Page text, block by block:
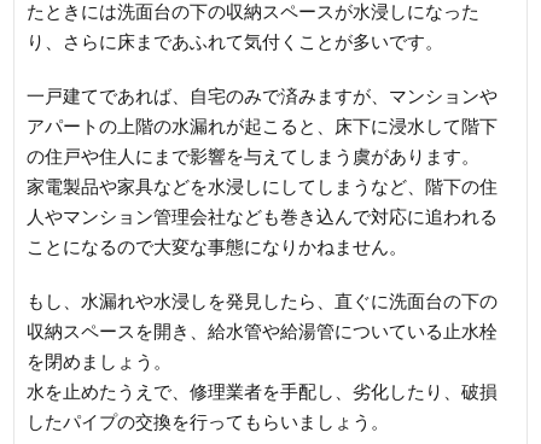
たときには洗面台の下の収納スペースが水浸しになった
り、さらに床まであふれて気付くことが多いです。
一戸建てであれば、自宅のみで済みますが、マンションや
アパートの上階の水漏れが起こると、床下に浸水して階下
の住戸や住人にまで影響を与えてしまう虞があります。
家電製品や家具などを水浸しにしてしまうなど、階下の住
人やマンション管理会社なども巻き込んで対応に追われる
ことになるので大変な事態になりかねません。
もし、水漏れや水浸しを発見したら、直ぐに洗面台の下の
収納スペースを開き、給水管や給湯管についている止水栓
を閉めましょう。
水を止めたうえで、修理業者を手配し、劣化したり、破損
したパイプの交換を行ってもらいましょう。